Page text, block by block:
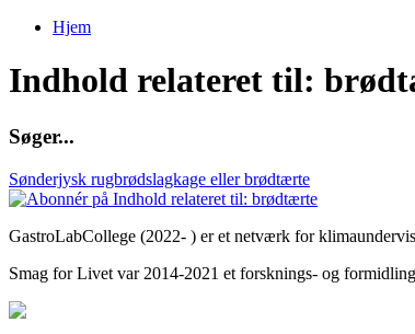
Hjem
Indhold relateret til:
Søger...
Sønderjysk rugbrødslagkage eller brødtærte
GastroLabCollege (2022- ) er et netværk for
Smag for Livet var 2014-2021 et forsknings- og